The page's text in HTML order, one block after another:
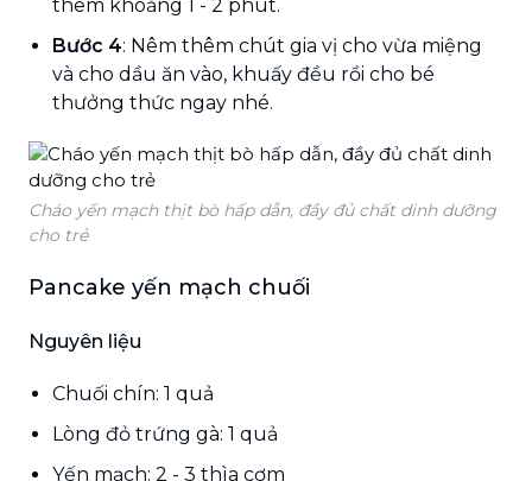
thêm khoảng 1 - 2 phút.
Bước 4: Nêm thêm chút gia vị cho vừa miệng
và cho dầu ăn vào, khuấy đều rồi cho bé
thưởng thức ngay nhé.
Cháo yến mạch thịt bò hấp dẫn, đầy đủ chất dinh dưỡng
cho trẻ
Pancake yến mạch chuối
Nguyên liệu
Chuối chín: 1 quả
Lòng đỏ trứng gà: 1 quả
Yến mạch: 2 - 3 thìa cơm